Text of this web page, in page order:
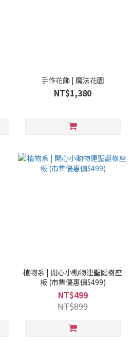
手作花飾 | 魔法花園
NT$1,380
植物系 | 開心小動物連聖誕樹座
板 (市集優惠價$499)
NT$499
NT$899